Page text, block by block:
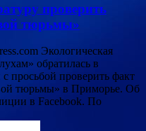
проверить
тюрьмы»
Экологическая
обратилась в
просьбой проверить факт
тюрьмы» в Приморье. Об
в Facebook. По